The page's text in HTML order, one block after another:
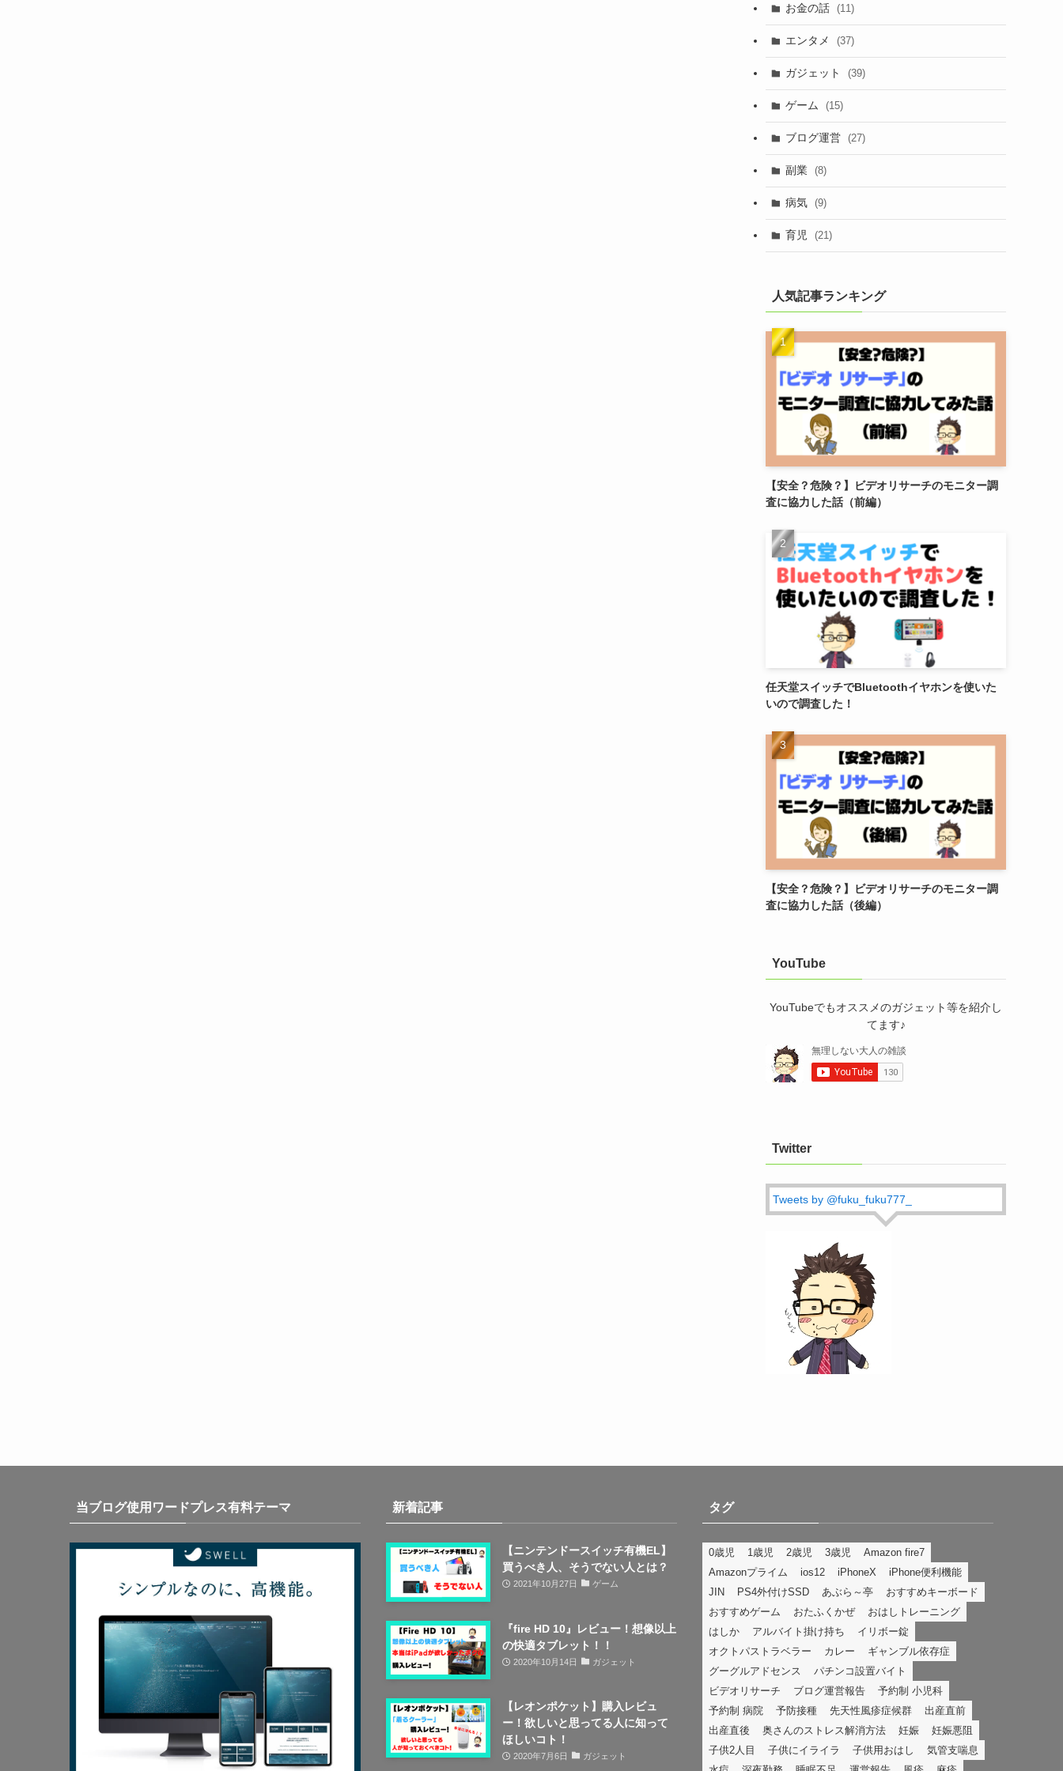
お金の話 (11)
エンタメ (37)
ガジェット (39)
ゲーム (15)
ブログ運営 (27)
副業 (8)
病気 (9)
育児 (21)
人気記事ランキング
【安全？危険？】ビデオリサーチのモニター調
査に協力した話（前編）
任天堂スイッチでBluetoothイヤホンを使いた
いので調査した！
【安全？危険？】ビデオリサーチのモニター調
査に協力した話（後編）
YouTube
YouTubeでもオススメのガジェット等を紹介し
てます♪
Twitter
Tweets by @fuku_fuku777_
当ブログ使用ワードプレス有料テーマ 新着記事
【ニンテンドースイッチ有機EL】
買うべき人、そうでない人とは？
2021年10月27日 ゲーム
『fire HD 10』レビュー！想像以上
の快適タブレット！！
2020年10月14日 ガジェット
【レオンポケット】購入レビュ
ー！欲しいと思ってる人に知って
ほしいコト！
2020年7月6日 ガジェット
タグ
0歳児 1歳児 2歳児 3歳児
Amazon fire7
Amazonプライム
ios12 iPhoneX
iPhone便利機能
JIN
PS4外付けSSD あぶら～亭
おすすめキーボード
おすすめゲーム
おたふくかぜ
おはしトレーニング
はしか
アルバイト掛け持ち
イリボー錠
オクトパストラベラー
カレー
ギャンブル依存症
グーグルアドセンス
パチンコ設置バイト
ビデオリサーチ
ブログ運営報告
予約制 小児科
予約制 病院
予防接種 先天性風疹症候群
出産直前
出産直後
奥さんのストレス解消方法 妊娠
妊娠悪阻
子供2人目
子供にイライラ 子供用おはし
気管支喘息